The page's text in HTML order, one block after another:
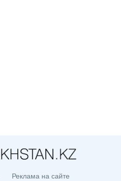
Реклама на сайте